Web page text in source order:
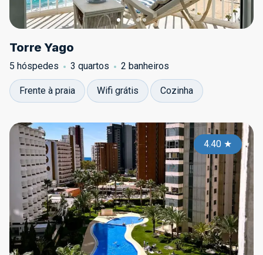
Torre Yago
5 hóspedes 3 quartos 2 banheiros
Frente à praia Wifi grátis Cozinha
4.40★